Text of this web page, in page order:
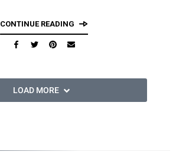
CONTINUE READING
LOAD MORE